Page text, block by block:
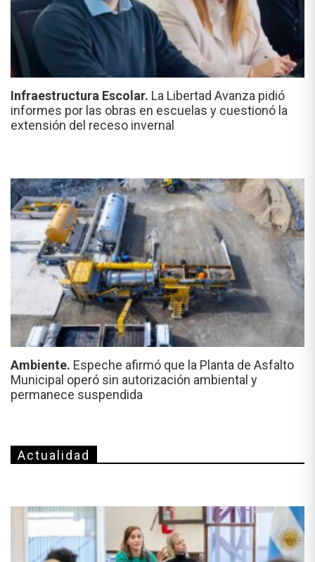
Infraestructura Escolar. La Libertad Avanza pidió
informes por las obras en escuelas y cuestionó la
extensión del receso invernal
Ambiente. Espeche afirmó que la Planta de Asfalto
Municipal operó sin autorización ambiental y
permanece suspendida
Actualidad